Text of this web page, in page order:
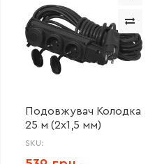
Подовжувач Колодка
25 м (2х1,5 мм)
SKU: